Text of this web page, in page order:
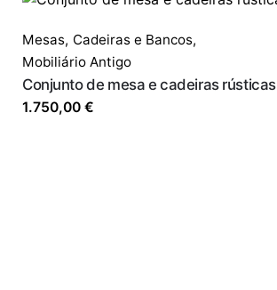
Mesas, Cadeiras e Bancos,
Mobiliário Antigo
Conjunto de mesa e cadeiras rústicas
1.750,00 €